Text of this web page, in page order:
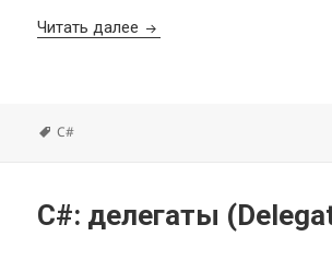
Читать далее C#: события (Events)
Метки
C#
C#: делегаты